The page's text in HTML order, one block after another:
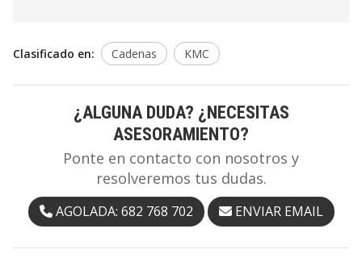
Clasificado en: Cadenas KMC
¿ALGUNA DUDA? ¿NECESITAS
ASESORAMIENTO?
Ponte en contacto con nosotros y
resolveremos tus dudas.
AGOLADA: 682 768 702 ENVIAR EMAIL